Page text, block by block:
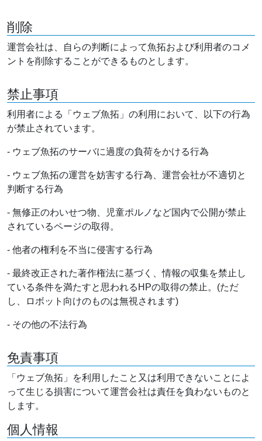
削除
運営会社は、自らの判断によって魚拓および利用者のコメ
ントを削除することができるものとします。
禁止事項
利用者による「ウェブ魚拓」の利用において、以下の行為
が禁止されています。
- ウェブ魚拓のサーバに過度の負荷をかける行為
- ウェブ魚拓の運営を妨害する行為、運営会社が不適切と
判断する行為
- 無修正のわいせつ物、児童ポルノなど国内で公開が禁止
されているページの取得。
- 他者の権利を不当に侵害する行為
- 最終改正された著作権法に基づく、情報の収集を禁止し
ている条件を満たすと思われるHPの取得の禁止。(ただ
し、ロボット向けのものは無視されます)
- その他の不法行為
免責事項
「ウェブ魚拓」を利用したこと又は利用できないことによ
って生じる損害について運営会社は責任を負わないものと
します。
個人情報